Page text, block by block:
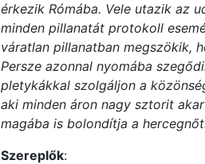
érkezik Rómába. Vele utazik az
minden pillanatát protokoll
váratlan pillanatban megszökik,
Persze azonnal nyomába
pletykákkal szolgáljon a
aki minden áron nagy sztorit
magába is bolondítja a
Szereplők: